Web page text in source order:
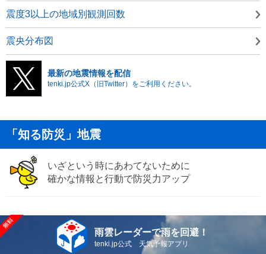
震度3以上の地域別観測回数
震央分布図
最新の地震情報を配信
tenki.jp公式X（旧Twitter）をご利用ください。
「知る防災」地震
いざという時にあわてないために
確かな情報と行動で防災力アップ
雨雲レーダーで雨を回避！
tenki.jp公式 天気予報アプリ